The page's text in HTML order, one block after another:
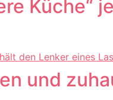
Küche“
und